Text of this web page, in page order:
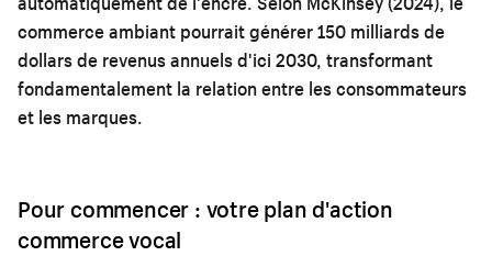
commerce ambiant pourrait générer 150 milliards de
dollars de revenus annuels d'ici 2030, transformant
fondamentalement la relation entre les consommateurs
et les marques.
Pour commencer : votre plan d'action
commerce vocal